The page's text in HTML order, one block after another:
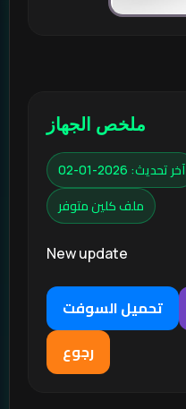
ملخص الجهاز
آخر تحديث: 2026-01-02
ملف كلين متوفر
New update
تحميل السوفت
رجوع